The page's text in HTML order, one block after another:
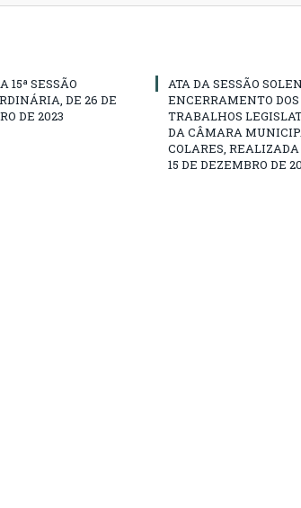
15ª SESSÃO
DE 26 DE
DE 2023
ATA DA SESSÃO
ENCERRAMENTO DOS
TRABALHOS
DA CÂMARA
COLARES,
15 DE DEZEMBRO DE